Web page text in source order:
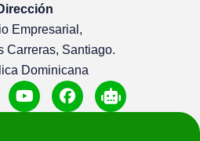
Empresarial,
Carreras, Santiago.
Dominicana